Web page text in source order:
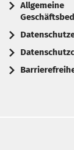
Allgemeine